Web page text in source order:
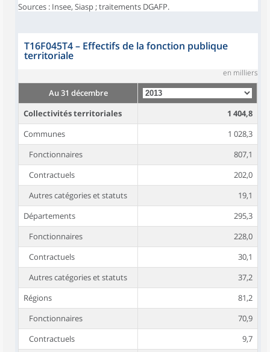
Sources : Insee, Siasp ; traitements DGAFP.
T16F045T4– Effectifs de la fonction publique
territoriale
en milliers
Au 31 décembre
Collectivités territoriales
1 404,8
Communes
1 028,3
Fonctionnaires
807,1
Contractuels
202,0
Autres catégories et statuts
19,1
Départements
295,3
Fonctionnaires
228,0
Contractuels
30,1
Autres catégories et statuts
37,2
Régions
81,2
Fonctionnaires
70,9
Contractuels
9,7